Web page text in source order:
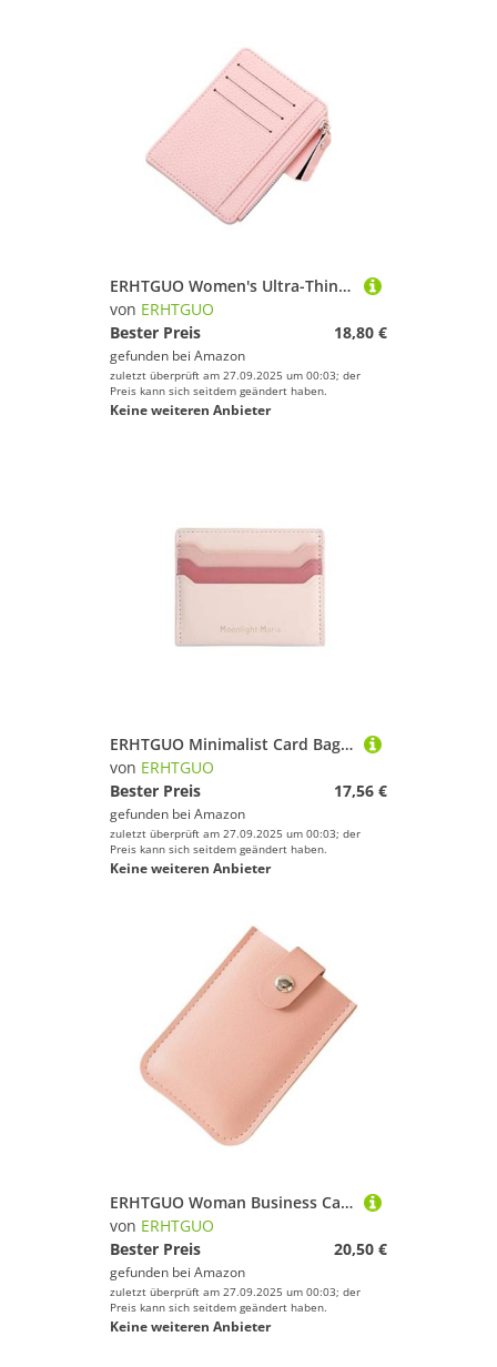
ERHTGUO Women's Ultra-Thin Card Holder Coin Purse Zipper Candy Color Bus Student Bank Bag(Pink)
von ERHTGUO
Bester Preis
18,80 €
gefunden bei Amazon
zuletzt überprüft am 27.09.2025 um 00:03; der
Preis kann sich seitdem geändert haben.
Keine weiteren Anbieter
ERHTGUO Minimalist Card Bag Wallet Credit ID Holder Purse Ultra Thin Mini PU Leather Cover Pouch for Women(Pink)
von ERHTGUO
Bester Preis
17,56 €
gefunden bei Amazon
zuletzt überprüft am 27.09.2025 um 00:03; der
Preis kann sich seitdem geändert haben.
Keine weiteren Anbieter
ERHTGUO Woman Business Card Purse Case for Bank Cards Slim Coin Wallet with Pullout PU Leather Portable Multi Bags Holders(Pink)
von ERHTGUO
Bester Preis
20,50 €
gefunden bei Amazon
zuletzt überprüft am 27.09.2025 um 00:03; der
Preis kann sich seitdem geändert haben.
Keine weiteren Anbieter